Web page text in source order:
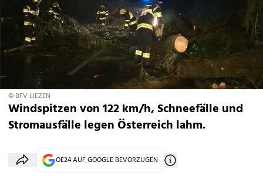
© BFV LIEZEN
Windspitzen von 122 km/h, Schneefälle und
Stromausfälle legen Österreich lahm.
OE24 AUF GOOGLE BEVORZUGEN